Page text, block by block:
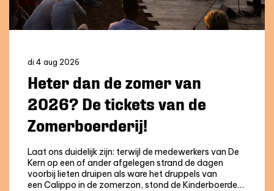
di 4 aug 2026
Heter dan de zomer van
2026? De tickets van de
Zomerboerderij!
Laat ons duidelijk zijn: terwijl de medewerkers van De
Kern op een of ander afgelegen strand de dagen
voorbij lieten druipen als ware het druppels van
een Calippo in de zomerzon, stond de Kinderboerde…